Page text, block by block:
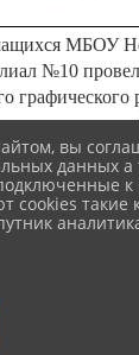
МБОУ
№10
действий на
Максим
Сергей
форме,
вы
данных
к
cookies такие